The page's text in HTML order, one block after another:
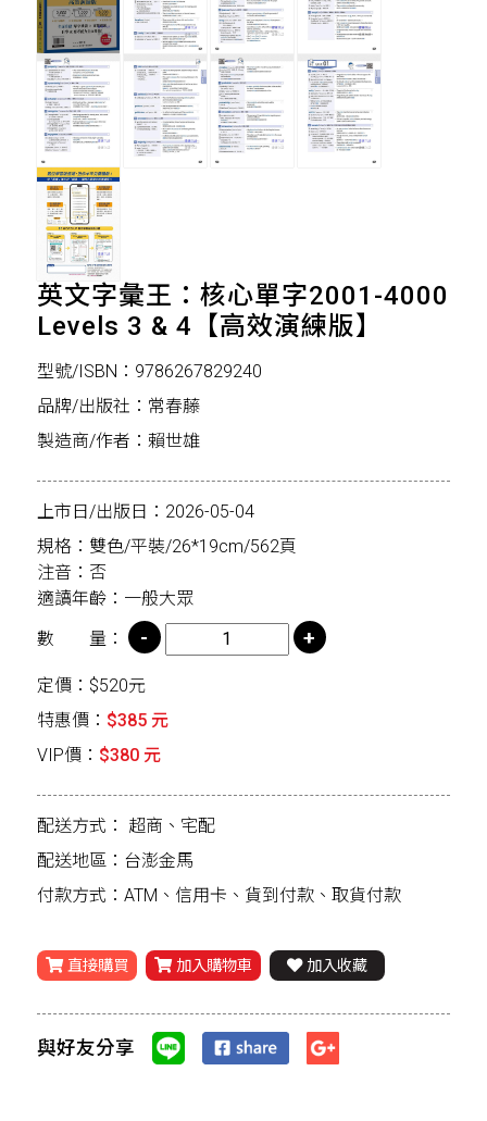
英文字彙王：核心單字2001-4000
Levels 3 & 4【高效演練版】
型號/ISBN：9786267829240
品牌/出版社：常春藤
製造商/作者：賴世雄
上市日/出版日：2026-05-04
規格：雙色/平裝/26*19cm/562頁
注音：否
適讀年齡：一般大眾
數 量：
定價：$520元
特惠價： $385 元
VIP價： $380 元
配送方式： 超商、宅配
配送地區：台澎金馬
付款方式：ATM、信用卡、貨到付款、取貨付款
直接購買 加入購物車 加入收藏
與好友分享